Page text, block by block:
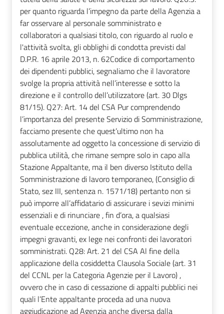
per quanto riguarda l’impegno da parte della Agenzia a
far osservare al personale somministrato e
collaboratori a qualsiasi titolo, con riguardo al ruolo e
l'attività svolta, gli obblighi di condotta previsti dal
D.P.R. 16 aprile 2013, n. 62Codice di comportamento
dei dipendenti pubblici, segnaliamo che il lavoratore
svolge la propria attività nell’interesse e sotto la
direzione e il controllo dell’utilizzatore (art. 30 Dlgs
81/15). Q27: Art. 14 del CSA Pur comprendendo
l’importanza del presente Servizio di Somministrazione,
facciamo presente che quest’ultimo non ha
assolutamente ad oggetto la concessione di servizio di
pubblica utilità, che rimane sempre solo in capo alla
Stazione Appaltante, ma il ben diverso Istituto della
Somministrazione di lavoro temporaneo, (Consiglio di
Stato, sez III, sentenza n. 1571/18) pertanto non si
può imporre all’affidatario di assicurare i sevizi minimi
essenziali e di rinunciare , fin d’ora, a qualsiasi
eventuale eccezione, anche in considerazione degli
impegni gravanti, ex lege nei confronti dei lavoratori
somministrati. Q28: Art. 21 del CSA Al fine della
applicazione della cosiddetta Clausola Sociale (art. 31
del CCNL per la Categoria Agenzie per il Lavoro) ,
ovvero che in caso di cessazione di appalti pubblici nei
quali l’Ente appaltante proceda ad una nuova
aggiudicazione ad Agenzia anche diversa dalla